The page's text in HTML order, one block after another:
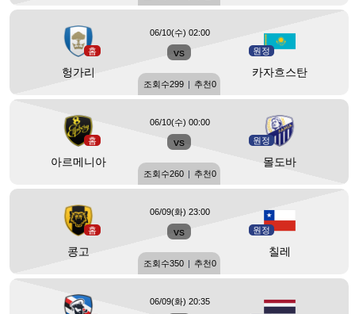
홈
헝가리
vs 원정
카자흐스탄
06/10(수) 02:00
조회수299 | 추천0
홈
아르메니아
vs 원정
몰도바
06/10(수) 00:00
조회수260 | 추천0
홈
콩고
vs 원정
칠레
06/09(화) 23:00
조회수350 | 추천0
06/09(화) 20:35